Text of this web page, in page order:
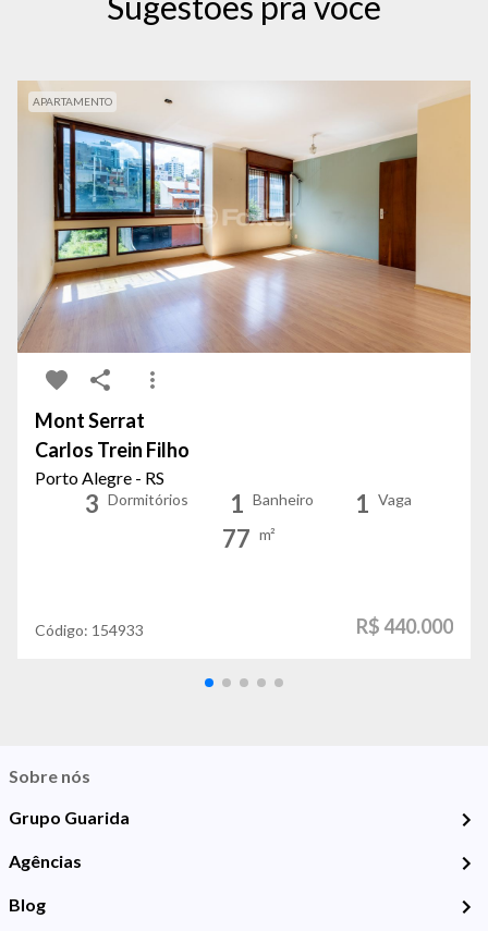
APARTAMENTO
Mont Serrat
Carlos Trein Filho
Porto Alegre - RS
3 Dormitórios 1 Banheiro 1 Vaga
77 m²
Código: 154933 R$ 440.000
Sobre nós
Grupo Guarida
Agências
Blog